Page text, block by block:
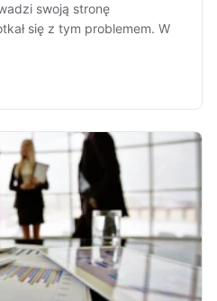
swoją stronę
się z tym problemem. W